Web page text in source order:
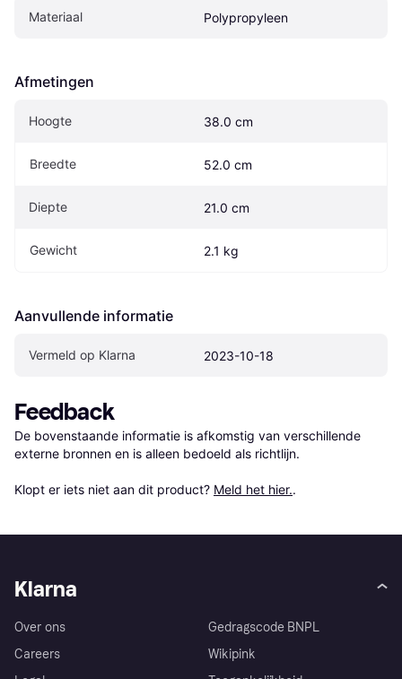
Materiaal Polypropyleen
Afmetingen
Hoogte 38.0 cm
Breedte 52.0 cm
Diepte 21.0 cm
Gewicht 2.1 kg
Aanvullende informatie
Vermeld op Klarna 2023-10-18
Feedback
De bovenstaande informatie is afkomstig van verschillende
externe bronnen en is alleen bedoeld als richtlijn.
Klopt er iets niet aan dit product? Meld het hier..
Klarna
Over ons
Careers
Gedragscode BNPL
Wikipink